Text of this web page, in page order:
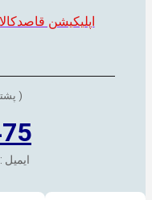
اپلیکیشن قاصدکالا
( پشتیبانی 7
ایمیل : ghasedkala@gmail.com